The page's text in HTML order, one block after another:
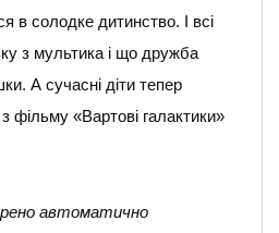
в солодке дитинство. І всі
з мультика і що дружба
А сучасні діти тепер
фільму «Вартові галактики»
автоматично